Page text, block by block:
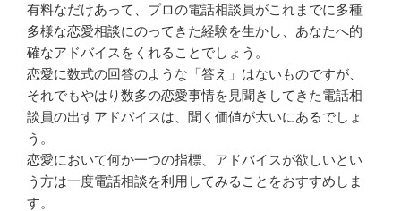
有料なだけあって、プロの電話相談員がこれまでに多種
多様な恋愛相談にのってきた経験を生かし、あなたへ的
確なアドバイスをくれることでしょう。
恋愛に数式の回答のような「答え」はないものですが、
それでもやはり数多の恋愛事情を見聞きしてきた電話相
談員の出すアドバイスは、聞く価値が大いにあるでしょ
う。
恋愛において何か一つの指標、アドバイスが欲しいとい
う方は一度電話相談を利用してみることをおすすめしま
す。